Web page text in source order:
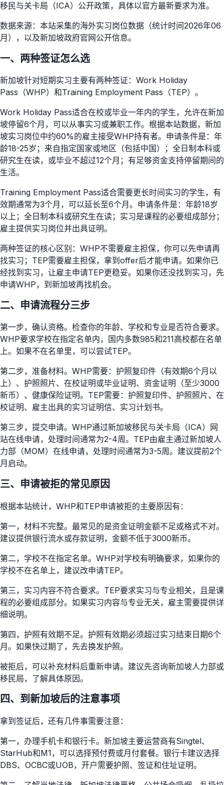
移民与关卡局（ICA）公开政策，具体以官方最新要求为准。
数据来源：本站采集的海外实习岗位数据（统计时间2026年06
月），以及新加坡政府官网公开信息。
一、两种签证怎么选
新加坡针对短期实习主要有两种签证：Work Holiday
Pass（WHP）和Training Employment Pass（TEP）。
Work Holiday Pass适合在校或毕业一年内的学生，允许在新加
坡停留6个月，可以从事实习或兼职工作。根据本站数据，新加
坡实习岗位中约60%的雇主接受WHP持有者。申请条件是：年
龄18-25岁；来自指定国家或地区（包括中国）；全日制本科或
研究生在读，或毕业不超过12个月；有足够资金支持停留期间的
生活。
Training Employment Pass适合需要更长时间实习的学生，有
效期通常为3个月，可以延长至6个月。申请条件是：年龄18岁
以上；全日制本科或研究生在读；实习是课程的必要组成部分；
雇主提供实习岗位并出具证明。
两种签证的核心区别：WHP不需要雇主担保，你可以先申请再
找实习；TEP需要雇主担保，拿到offer后才能申请。如果你已
经找到实习，让雇主申请TEP更稳妥。如果你还没找到实习，先
申请WHP，到新加坡再找机会。
二、申请流程分三步
第一步，确认资格。检查你的年龄、学校和专业是否符合要求。
WHP要求学校在指定名单内，国内多数985和211高校都在名单
上。如果不在名单里，可以尝试TEP。
第二步，准备材料。WHP需要：护照复印件（有效期6个月以
上）、护照照片、在校证明或毕业证明、资金证明（至少3000
新币）、健康保险证明。TEP需要：护照复印件、护照照片、在
校证明、雇主出具的实习证明信、实习计划书。
第三步，提交申请。WHP通过新加坡移民与关卡局（ICA）网
站在线申请，处理时间通常为2-4周。TEP由雇主通过新加坡人
力部（MOM）在线申请，处理时间通常为3-5周。建议提前2个
月启动。
三、申请被拒的常见原因
根据本站统计，WHP和TEP申请被拒的主要原因有：
第一，材料不完整。最常见的是资金证明金额不足或格式不对。
建议提供银行流水或存款证明，金额不低于3000新币。
第二，学校不在指定名单。WHP对学校有明确要求，如果你的
学校不在名单上，建议改申请TEP。
第三，实习内容不符合要求。TEP要求实习与专业相关，且是课
程的必要组成部分。如果实习内容与专业无关，雇主需要提供详
细说明。
第四，护照有效期不足。护照有效期必须超过实习结束日期6个
月。如果快过期了，先去换发护照。
被拒后，可以补充材料后重新申请。建议先咨询新加坡人力部或
移民局，了解具体原因。
四、到新加坡后的注意事项
拿到签证后，还有几件事需要注意：
第一，办理手机卡和银行卡。新加坡主要运营商有Singtel、
StarHub和M1，可以选择预付费或月付套餐。银行卡建议选择
DBS、OCBC或UOB，开户需要护照、签证和住址证明。